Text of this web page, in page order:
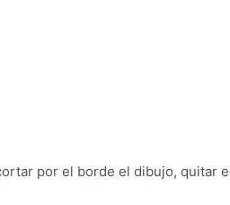
por el borde el dibujo,